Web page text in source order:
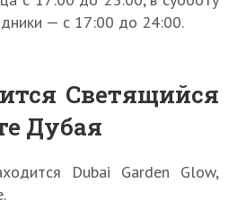
— с 17:00 до 24:00.
Светящийся
Дубая
Dubai Garden Glow,